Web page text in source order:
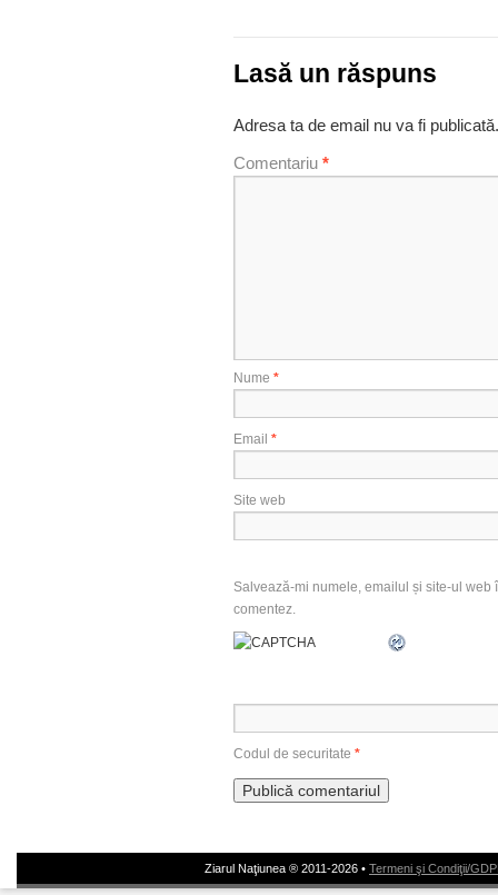
Lasă un răspuns
Adresa ta de email nu va fi publicată.
Comentariu *
Nume *
Email *
Site web
Salvează-mi numele, emailul și site-ul
comentez.
Codul de securitate *
Ziarul Naţiunea ® 2011-2026 • Termeni şi Condiţii/